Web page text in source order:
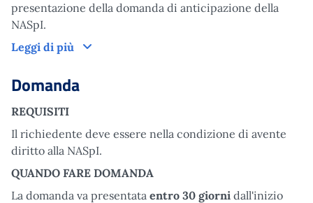
presentazione della domanda di anticipazione della
NASpI.
Leggi di più
Come funziona
Domanda
REQUISITI
Il richiedente deve essere nella condizione di avente
diritto alla NASpI.
QUANDO FARE DOMANDA
La domanda va presentata entro 30 giorni dall'inizio